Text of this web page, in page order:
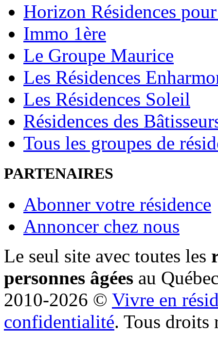
Horizon Résidences
Immo 1ère
Le Groupe Maurice
Les Résidences
Les Résidences Soleil
Résidences des
Tous les groupes de
PARTENAIRES
Abonner votre résidence
Annoncer chez nous
Le seul site avec toutes les
personnes âgées au
2010-2026 © Vivre en
confidentialité. Tous droits